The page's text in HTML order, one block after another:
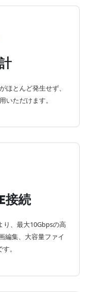
ほとんど発生せず、
いただけます。
接続
り、最大10Gbpsの高
編集、大容量ファイ
。